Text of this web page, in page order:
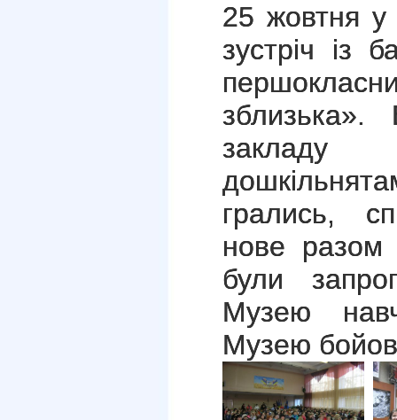
25 жовтня
зустріч із
зблизька».
грались,
нове разом
були
Музею
Музею